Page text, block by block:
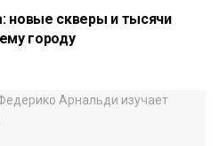
новые скверы и тысячи
городу